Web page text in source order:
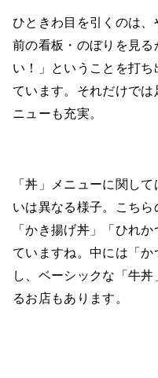
ひときわ目を引くのは
前の看板・のぼりを見
い！」ということを打
ています。それだけで
ニューも充実。
「丼」メニューに関し
いは異なる様子。こちら
「かき揚げ丼」「ひれ
ていますね。中には「
し、ベーシックな「牛
るお店もあります。